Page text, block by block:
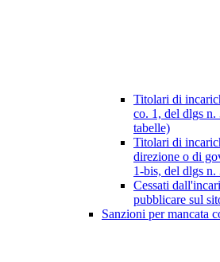
Titolari di
co. 1, del dlgs n.
tabelle)
Titolari di
direzione o di
1-bis, del dlgs n.
Cessati
pubblicare sul
Sanzioni per mancata